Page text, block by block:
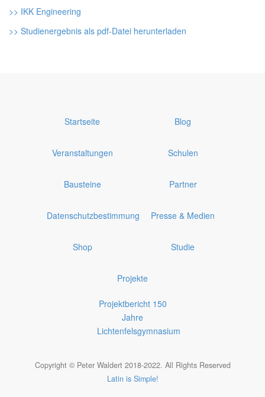
>> IKK Engineering
>> Studienergebnis als pdf-Datei herunterladen
Startseite Blog
Veranstaltungen Schulen
Bausteine Partner
Datenschutzbestimmung Presse & Medien
Shop Studie
Projekte
Projektbericht 150
Jahre
Lichtenfelsgymnasium
Copyright © Peter Waldert 2018-2022. All Rights Reserved
Latin is Simple!